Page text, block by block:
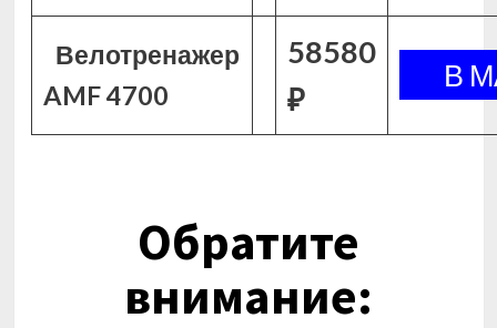
Велотренажер
AMF 4700
58580
₽
Обратите
внимание: